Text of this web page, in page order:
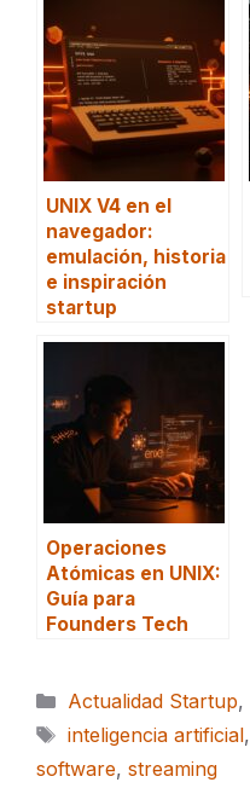
UNIX V4 en el
navegador:
emulación, historia
e inspiración
startup
Operaciones
Atómicas en UNIX:
Guía para
Founders Tech
Categorías
Actualidad Startup,
Etiquetas
inteligencia artificial,
software, streaming